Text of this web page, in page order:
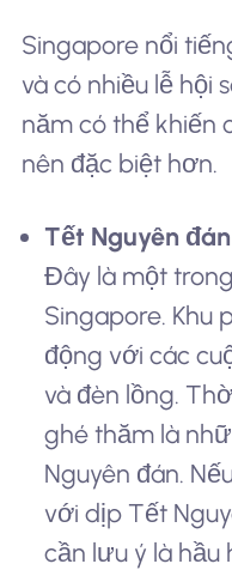
Singapore nổi
và có nhiều lễ hội
năm có thể khiến
nên đặc biệt hơn.
Tết Nguyên
Đây là một
Singapore. Khu
động với các
và đèn lồng.
ghé thăm là
Nguyên đán.
với dịp Tết
cần lưu ý là hầu